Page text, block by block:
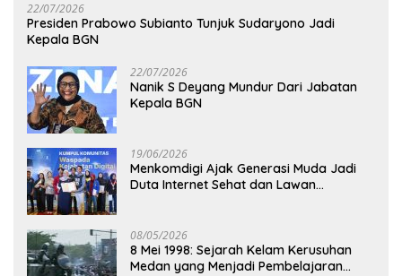
22/07/2026
Presiden Prabowo Subianto Tunjuk Sudaryono Jadi
Kepala BGN
22/07/2026
Nanik S Deyang Mundur Dari Jabatan
Kepala BGN
19/06/2026
Menkomdigi Ajak Generasi Muda Jadi
Duta Internet Sehat dan Lawan
08/05/2026
8 Mei 1998: Sejarah Kelam Kerusuhan
Medan yang Menjadi Pembelajaran